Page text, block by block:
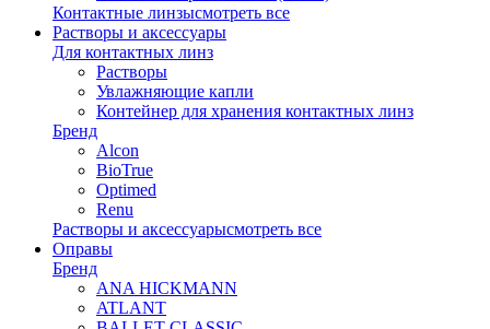
Контактные линзысмотреть все
Растворы и аксессуары
Для контактных линз
Растворы
Увлажняющие капли
Контейнер для хранения контактных линз
Бренд
Alcon
BioTrue
Optimed
Renu
Растворы и аксессуарысмотреть все
Оправы
Бренд
ANA HICKMANN
ATLANT